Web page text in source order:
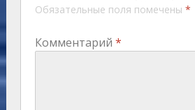
Обязательные поля помечены *
Комментарий *